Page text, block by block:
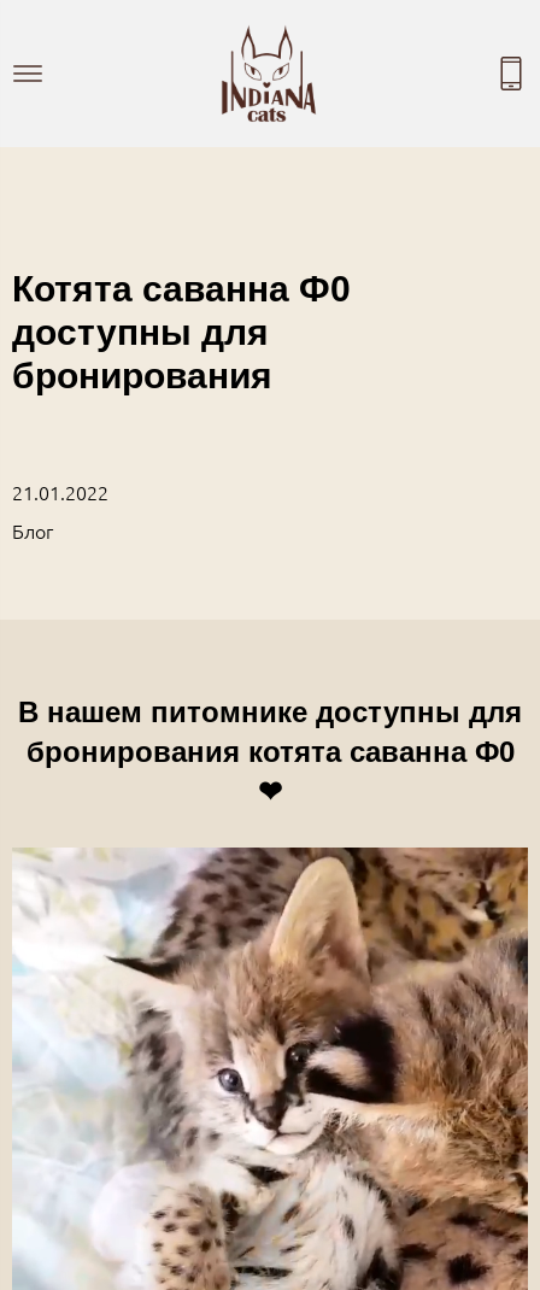
Котята саванна Ф0
доступны для
бронирования
21.01.2022
Блог
В нашем питомнике доступны для
бронирования котята саванна Ф0
❤